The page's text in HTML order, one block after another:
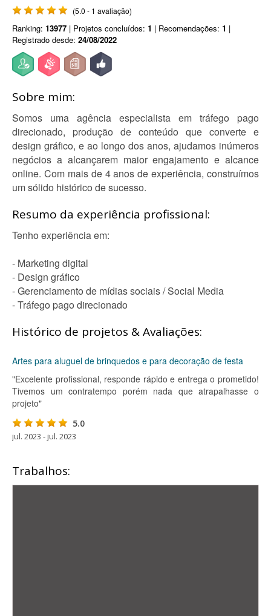
(5.0 - 1 avaliação)
Ranking: 13977 | Projetos concluídos: 1 | Recomendações: 1 |
Registrado desde: 24/08/2022
Sobre mim:
Somos uma agência especialista em tráfego pago
direcionado, produção de conteúdo que converte e
design gráfico, e ao longo dos anos, ajudamos inúmeros
negócios a alcançarem maior engajamento e alcance
online. Com mais de 4 anos de experiência, construímos
um sólido histórico de sucesso.
Resumo da experiência profissional:
Tenho experiência em:
- Marketing digital
- Design gráfico
- Gerenciamento de mídias sociais / Social Media
- Tráfego pago direcionado
Histórico de projetos & Avaliações:
Artes para aluguel de brinquedos e para decoração de festa
"Excelente profissional, responde rápido e entrega o prometido!
Tivemos um contratempo porém nada que atrapalhasse o
projeto"
5.0
jul. 2023 - jul. 2023
Trabalhos: